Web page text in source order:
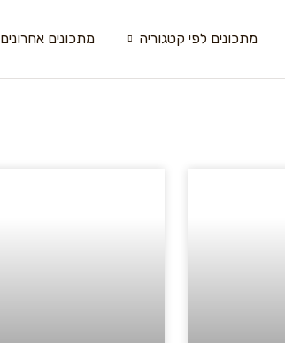
מתכונים לפי קטגוריה מתכונים אחרונים